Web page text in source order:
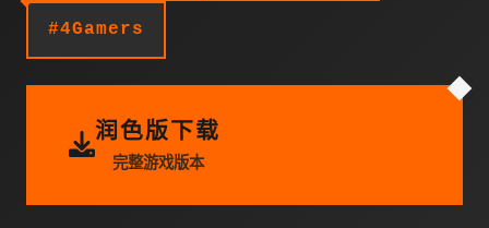
#4Gamers
润色版下载
完整游戏版本